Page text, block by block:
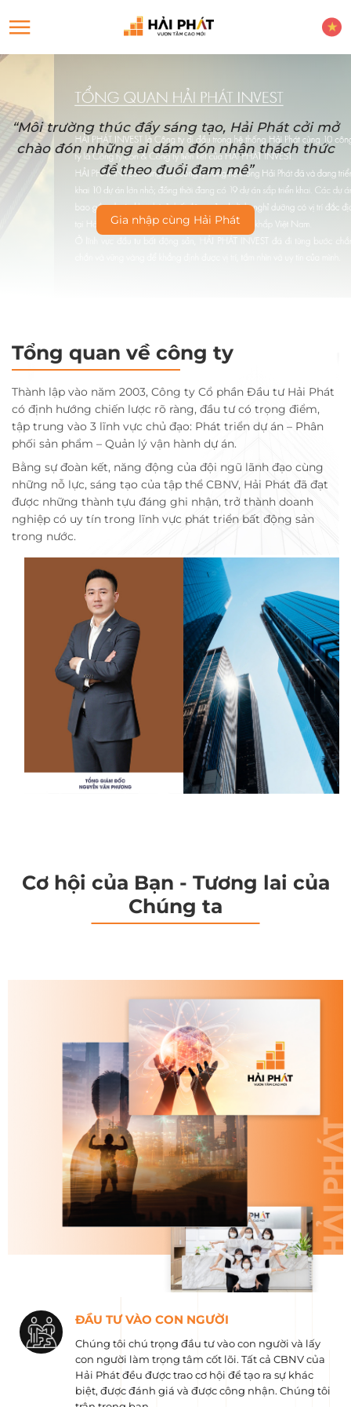
“Môi trường thúc đẩy sáng tạo, Hải Phát cởi mở
chào đón những ai dám đón nhận thách thức
để theo đuổi đam mê”
Gia nhập cùng Hải Phát
Tổng quan về công ty
Thành lập vào năm 2003, Công ty Cổ phần Đầu tư Hải Phát
có định hướng chiến lược rõ ràng, đầu tư có trọng điểm,
tập trung vào 3 lĩnh vực chủ đạo: Phát triển dự án – Phân
phối sản phẩm – Quản lý vận hành dự án.
Bằng sự đoàn kết, năng động của đội ngũ lãnh đạo cùng
những nỗ lực, sáng tạo của tập thể CBNV, Hải Phát đã đạt
được những thành tựu đáng ghi nhận, trở thành doanh
nghiệp có uy tín trong lĩnh vực phát triển bất động sản
trong nước.
Cơ hội của Bạn - Tương lai của
Chúng ta
ĐẦU TƯ VÀO CON NGƯỜI
Chúng tôi chú trọng đầu tư vào con người và lấy
con người làm trọng tâm cốt lõi. Tất cả CBNV của
Hải Phát đều được trao cơ hội để tạo ra sự khác
biệt, được đánh giá và được công nhận. Chúng tôi